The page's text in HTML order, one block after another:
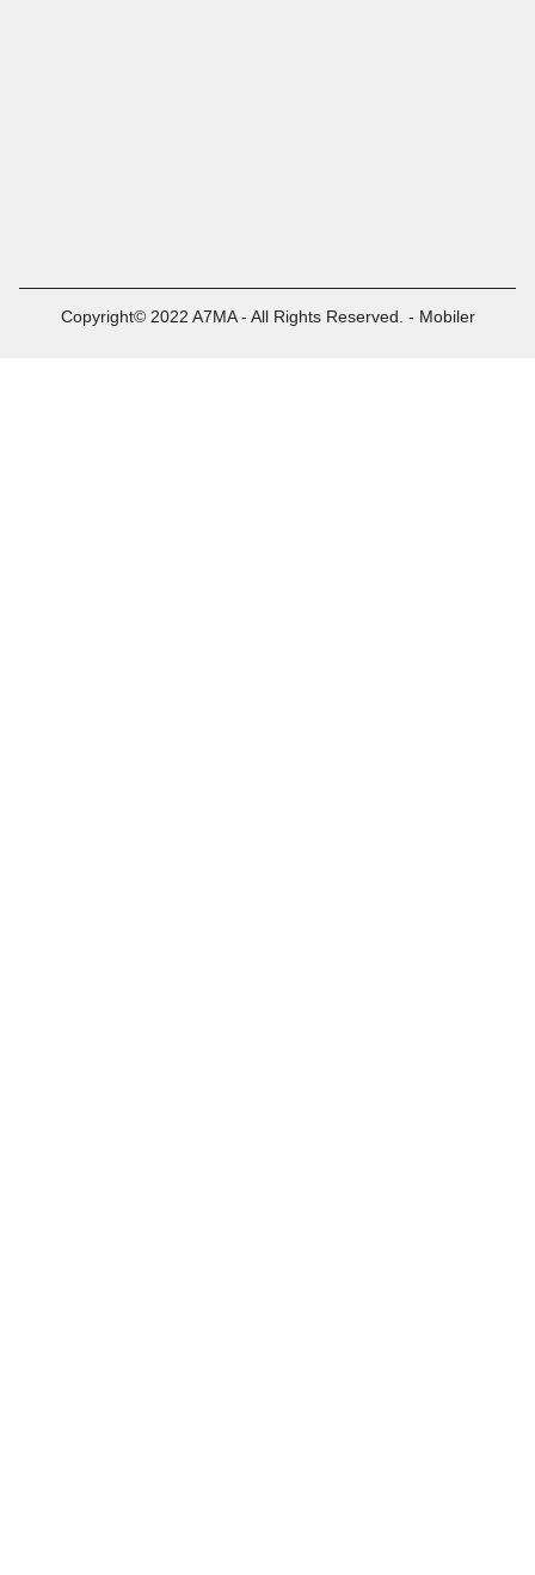
Copyright© 2022 A7MA - All Rights Reserved. - Mobiler